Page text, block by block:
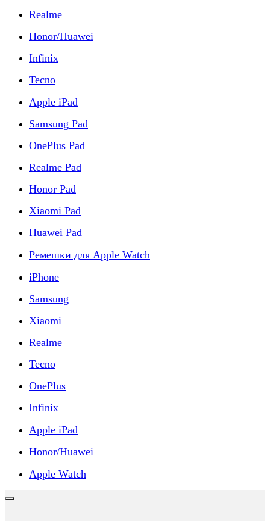
Realme
Honor/Huawei
Infinix
Tecno
Apple iPad
Samsung Pad
OnePlus Pad
Realme Pad
Honor Pad
Xiaomi Pad
Huawei Pad
Ремешки для Apple Watch
iPhone
Samsung
Xiaomi
Realme
Tecno
OnePlus
Infinix
Apple iPad
Honor/Huawei
Apple Watch